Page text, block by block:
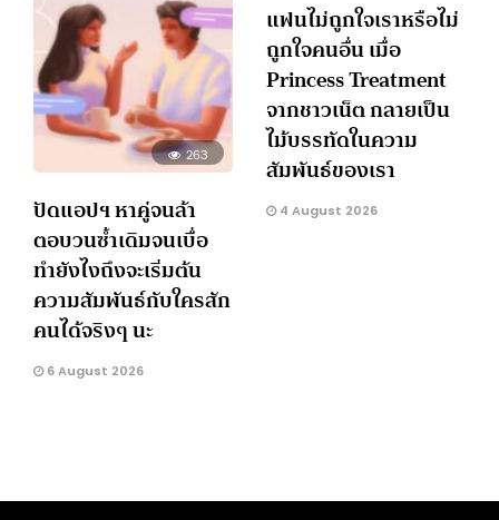
263
ปัดแอปฯ หาคู่จนล้า
ตอบวนซ้ำเดิมจนเบื่อ
ทำยังไงถึงจะเริ่มต้น
ความสัมพันธ์กับใครสัก
คนได้จริงๆ นะ
6 August 2026
แฟนไม่ถูกใจเราหรือไม่
ถูกใจคนอื่น เมื่อ
Princess Treatment
จากชาวเน็ต กลายเป็น
ไม้บรรทัดในความ
สัมพันธ์ของเรา
4 August 2026